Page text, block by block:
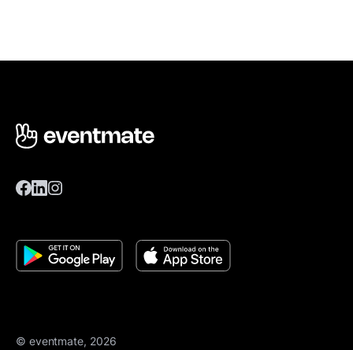
© eventmate, 2026